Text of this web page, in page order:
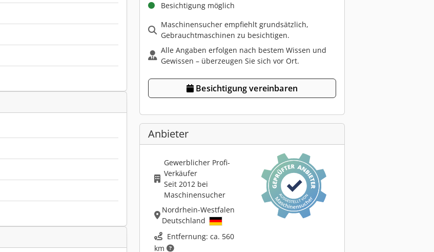
Besichtigung möglich
Maschinensucher empfiehlt grundsätzlich,
Gebrauchtmaschinen zu besichtigen.
Alle Angaben erfolgen nach bestem Wissen und
Gewissen – überzeugen Sie sich vor Ort.
Besichtigung vereinbaren
Anbieter
Gewerblicher Profi-
Verkäufer
Seit 2012 bei
Maschinensucher
Nordrhein-Westfalen
Deutschland
Entfernung: ca. 560
km